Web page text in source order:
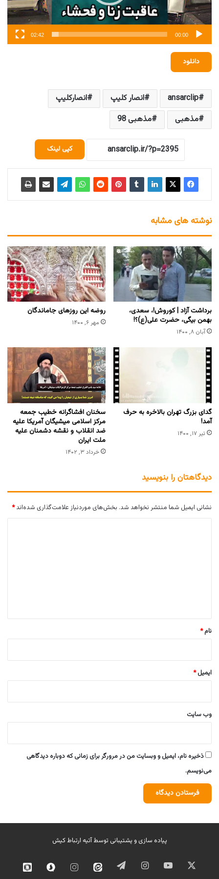
00:00
02:42
دانلود
ansarclip انصار کلیپ
انصارکلیپ
مذهبی
مذهبی 98
کپی لینک
نوشته های مشابه
برداشت آزاد | کوروش!، سعدی،
بهمن بیگی، حضرت علی(ع)؟!
آبان ۸, ۱۴۰۰
روضه این روزهای جاماندگان
مهر ۶, ۱۴۰۰
گدای بزرگ تهران بالاخره به حرف
آمد!
تیر ۱۷, ۱۴۰۰
سخنان افشاگرانه خطیب جمعه
مرکز اسلامی میشیگان آمریکا علیه
ضد انقلاب و نقشه دشمنان علیه
ملت ایران
خرداد ۳, ۱۴۰۲
دیدگاهتان را بنویسید
نشانی ایمیل شما منتشر نخواهد شد. بخش‌های موردنیاز علامت‌گذاری شده‌اند*
نام*
ایمیل*
وب‌ سایت
ذخیره نام، ایمیل و وبسایت من در مرورگر برای زمانی که دوباره دیدگاهی
می‌نویسم.
پیاده سازی و پشتیبانی توسطآتیه ارتباط کیش
ایکس یوتیوب اینستاگرامتلگرام ایتا اینستاگرامسروش